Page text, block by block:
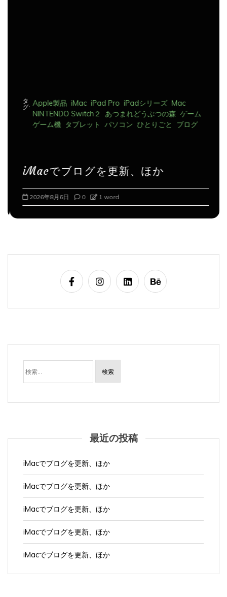
グ:
Apple製品 iMac iPad Pro iPadシリーズ
Mac
NINTENDO Switch２ あつまれどうぶつの森 ゲーム
ゲーム機
タブレット パソコン ひとりごと ブログ
iMacでブログを更新、ほか
1 word
検
最近の投稿
iMacでブログを更新、ほか
iMacでブログを更新、ほか
iMacでブログを更新、ほか
iMacでブログを更新、ほか
iMacでブログを更新、ほか